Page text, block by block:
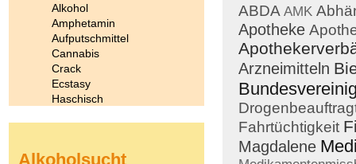
ABDA AMK
Apotheke
Arzneimitteln
Fahrtüchtigkeit
Magdalene
Alkohol
Amphetamin
Aufputschmittel
Cannabis
Crack
Ecstasy
Haschisch
Kokain
Alkoholsucht